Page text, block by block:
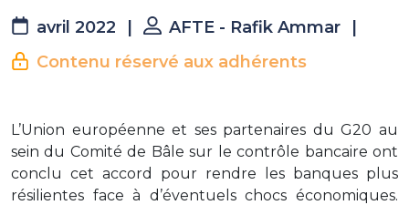
avril 2022 AFTE - Rafik Ammar
Contenu réservé aux adhérents
L’Union européenne et ses partenaires du G20 au
sein du Comité de Bâle sur le contrôle bancaire ont
conclu cet accord pour rendre les banques plus
résilientes face à d’éventuels chocs économiques.